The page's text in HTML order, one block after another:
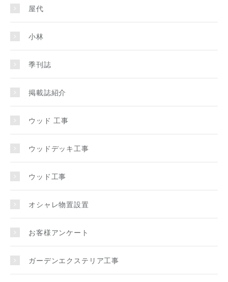
屋代
小林
季刊誌
掲載誌紹介
ウッド 工事
ウッドデッキ工事
ウッド工事
オシャレ物置設置
お客様アンケート
ガーデンエクステリア工事